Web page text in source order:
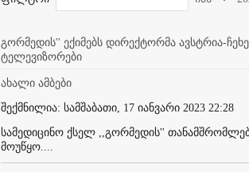
გორმედის'' ექიმებს დირექტორმა ავსტრია-
ტელევიზორები
ახალი ამბები
შექმნილია: სამშაბათი, 17 იანვარი 2023 22:28
სამედიცინო ქსელ ,,გორმედის''
მოუწყო....